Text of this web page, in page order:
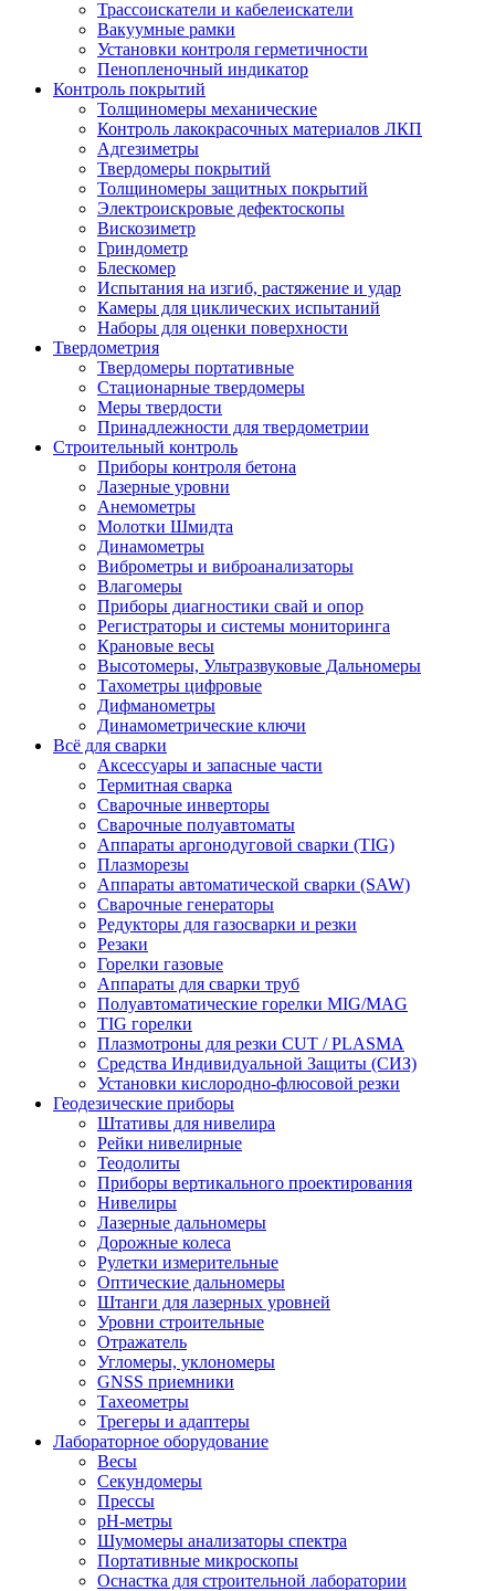
Трассоискатели и кабелеискатели
Вакуумные рамки
Установки контроля герметичности
Пенопленочный индикатор
Контроль покрытий
Толщиномеры механические
Контроль лакокрасочных материалов ЛКП
Адгезиметры
Твердомеры покрытий
Толщиномеры защитных покрытий
Электроискровые дефектоскопы
Вискозиметр
Гриндометр
Блескомер
Испытания на изгиб, растяжение и удар
Камеры для циклических испытаний
Наборы для оценки поверхности
Твердометрия
Твердомеры портативные
Стационарные твердомеры
Меры твердости
Принадлежности для твердометрии
Строительный контроль
Приборы контроля бетона
Лазерные уровни
Анемометры
Молотки Шмидта
Динамометры
Виброметры и виброанализаторы
Влагомеры
Приборы диагностики свай и опор
Регистраторы и системы мониторинга
Крановые весы
Высотомеры, Ультразвуковые Дальномеры
Тахометры цифровые
Дифманометры
Динамометрические ключи
Всё для сварки
Аксессуары и запасные части
Термитная сварка
Сварочные инверторы
Сварочные полуавтоматы
Аппараты аргонодуговой сварки (TIG)
Плазморезы
Аппараты автоматической сварки (SAW)
Сварочные генераторы
Редукторы для газосварки и резки
Резаки
Горелки газовые
Аппараты для сварки труб
Полуавтоматические горелки MIG/MAG
TIG горелки
Плазмотроны для резки CUT / PLASMA
Средства Индивидуальной Защиты (СИЗ)
Установки кислородно-флюсовой резки
Геодезические приборы
Штативы для нивелира
Рейки нивелирные
Теодолиты
Приборы вертикального проектирования
Нивелиры
Лазерные дальномеры
Дорожные колеса
Рулетки измерительные
Оптические дальномеры
Штанги для лазерных уровней
Уровни строительные
Отражатель
Угломеры, уклономеры
GNSS приемники
Тахеометры
Трегеры и адаптеры
Лабораторное оборудование
Весы
Секундомеры
Прессы
pH-метры
Шумомеры анализаторы спектра
Портативные микроскопы
Оснастка для строительной лаборатории